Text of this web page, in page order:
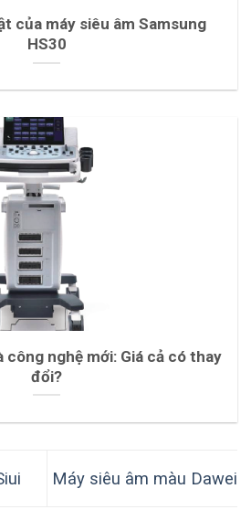
của máy siêu âm Samsung
HS30
công nghệ mới: Giá cả có thay
đổi?
Máy siêu âm màu Dawei